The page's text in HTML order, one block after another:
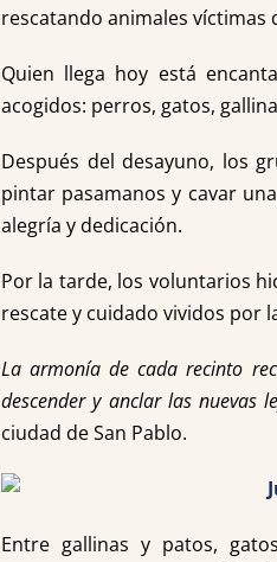
rescatando animales víctimas
Quien llega hoy está
acogidos: perros, gatos,
Después del desayuno, los
pintar pasamanos y cavar
alegría y dedicación.
Por la tarde, los voluntarios
rescate y cuidado vividos por
La armonía de cada recinto
descender y anclar las nuevas
ciudad de San Pablo.
Entre gallinas y patos,